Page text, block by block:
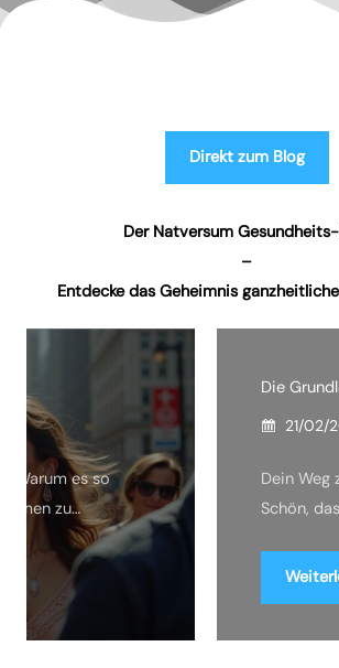
Direkt zum Blog
Der Natversum
–
Entdecke das Geheimnis
Die Grundlagen der Achtsamkeit
21/02/2025
Dein Weg zu mehr Präsenz und
Schön, dass Du wieder hier…